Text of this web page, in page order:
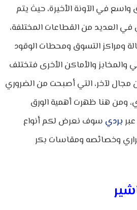
في الآونة الأخيرة، حيث يتم
العديد من القطاعات المختلفة،
ومراكز التسوق ومحطات الوقود
والأماكن الأخرى فتختلف
لآخر، التي أصبحت من الضروري
ومن هنا ظهرت أهمية الورق
بردي سوف نعرض لكم أنواع
وخصائصه ومقاسات بكر